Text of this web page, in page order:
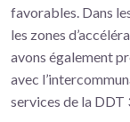
favorables. Dans
les zones
avons également
avec
services de la DDT